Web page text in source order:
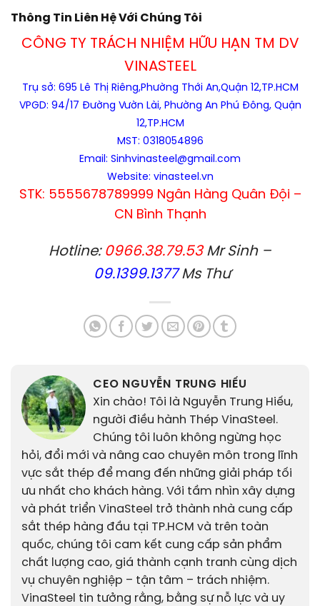
Thông Tin Liên Hệ Với Chúng Tôi
CÔNG TY TRÁCH NHIỆM HỮU HẠN TM DV
VINASTEEL
Trụ sở: 695 Lê Thị Riêng,Phường Thới An,Quận 12,TP.HCM
VPGD: 94/17 Đường Vườn Lài, Phường An Phú Đông, Quận
12,TP.HCM
MST: 0318054896
Email: Sinhvinasteel@gmail.com
Website: vinasteel.vn
STK: 5555678789999 Ngân Hàng Quân Đội –
CN Bình Thạnh
Hotline: 0966.38.79.53Mr Sinh –
09.1399.1377Ms Thư
CEO NGUYỄN TRUNG HIẾU
Xin chào! Tôi là Nguyễn Trung Hiếu,
người điều hành Thép VinaSteel.
Chúng tôi luôn không ngừng học
hỏi, đổi mới và nâng cao chuyên môn trong lĩnh
vực sắt thép để mang đến những giải pháp tối
ưu nhất cho khách hàng. Với tầm nhìn xây dựng
và phát triển VinaSteel trở thành nhà cung cấp
sắt thép hàng đầu tại TP.HCM và trên toàn
quốc, chúng tôi cam kết cung cấp sản phẩm
chất lượng cao, giá thành cạnh tranh cùng dịch
vụ chuyên nghiệp – tận tâm – trách nhiệm.
VinaSteel tin tưởng rằng, bằng sự nỗ lực và uy